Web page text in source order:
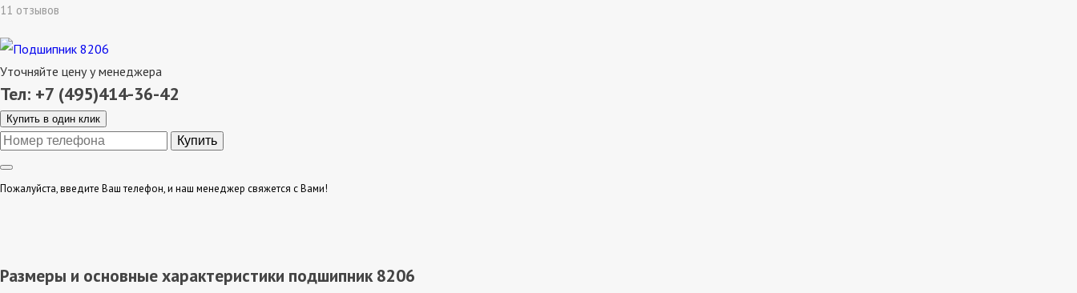
11 отзывов
Уточняйте цену у менеджера
Тел: +7 (495)414-36-42
Купить в один клик
Пожалуйста, введите Ваш телефон, и наш менеджер свяжется с Вами!
Размеры и основные характеристики подшипник 8206